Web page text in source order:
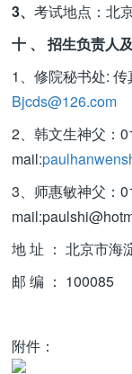
3、 考试地点：北
十 、 招生负责人
1、修院秘书处:
Bjcds@126.com
2、韩文生神父
mail:
3、师惠敏神父
地 址 ： 北京市海
邮 编 ： 100085
附件：